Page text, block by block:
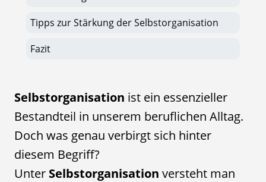
Tipps zur Stärkung der Selbstorganisation
Fazit
Selbstorganisation ist ein essenzieller
Bestandteil in unserem beruflichen Alltag.
Doch was genau verbirgt sich hinter
diesem Begriff?
Unter Selbstorganisation versteht man